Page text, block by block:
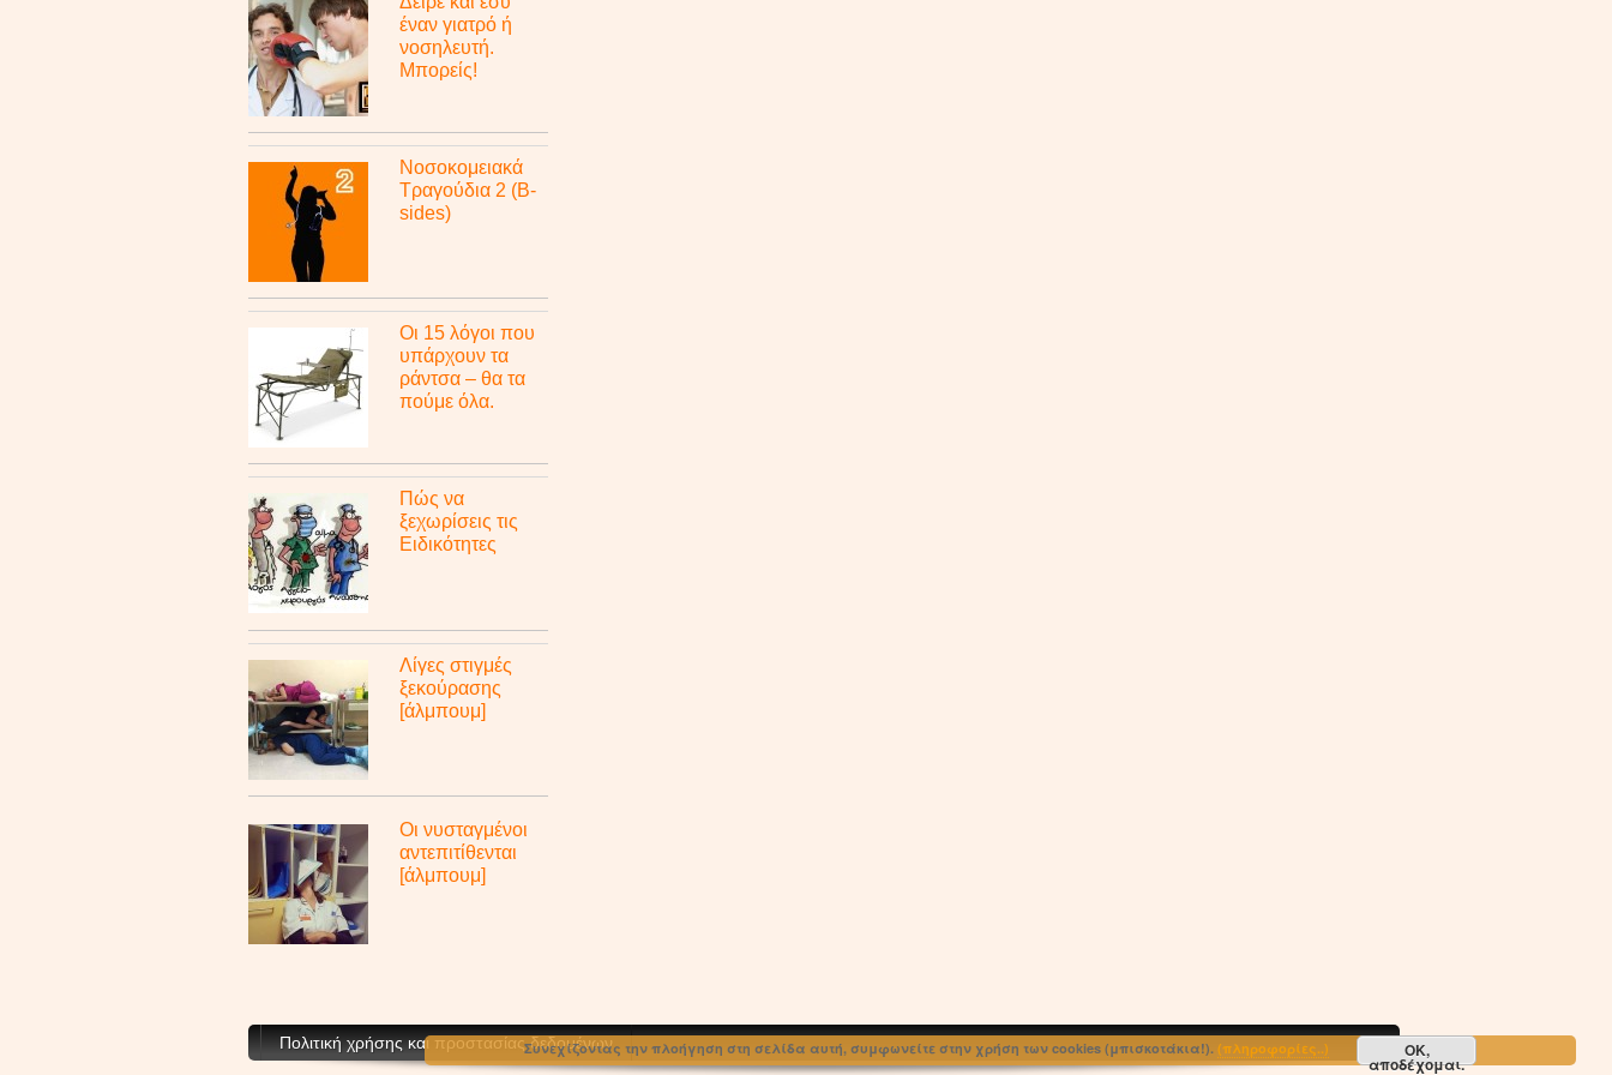
έναν γιατρό ή
νοσηλευτή.
Μπορείς!
Νοσοκομειακά
Τραγούδια 2 (B-
sides)
Οι 15 λόγοι που
υπάρχουν τα
ράντσα – θα τα
πούμε όλα.
Πώς να
ξεχωρίσεις τις
Ειδικότητες
Λίγες στιγμές
ξεκούρασης
[άλμπουμ]
Οι νυσταγμένοι
αντεπιτίθενται
[άλμπουμ]
Πολιτική χρήσης και προστασίας δεδομένωνΣυνεχίζοντας την πλοήγηση στη σελίδα αυτή, συμφωνείτε στην χρήση των cookies (μπισκοτάκια!). (πληροφορίες..) ΟΚ,
αποδέχομαι.